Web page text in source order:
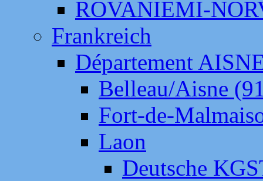
ROVANIEMI-
Frankreich
Département
Belleau/Aisne
Fort-de-
Laon
Deutsche